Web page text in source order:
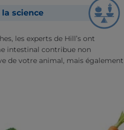
science
les experts de Hill’s ont
intestinal contribue non
de votre animal, mais également